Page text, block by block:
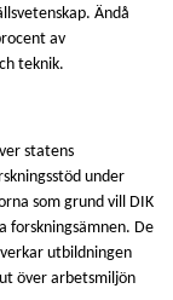
Ändå
av
teknik.
statens
under
som grund vill DIK
forskningsämnen. De
utbildningen
över arbetsmiljön